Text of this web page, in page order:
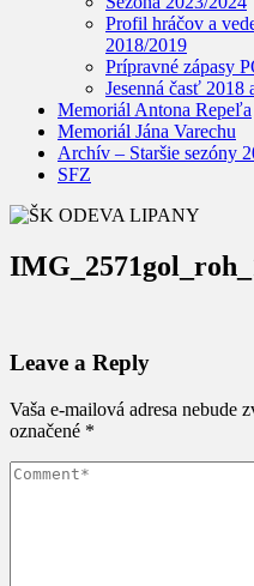
Profil hráčov a
2018/2019
Prípravné zápasy
Jesenná časť 2018
Memoriál Antona Repeľa
Memoriál Jána Varechu
Archív – Staršie sezóny
SFZ
Leave a Reply
Vaša e-mailová adresa nebude
označené *